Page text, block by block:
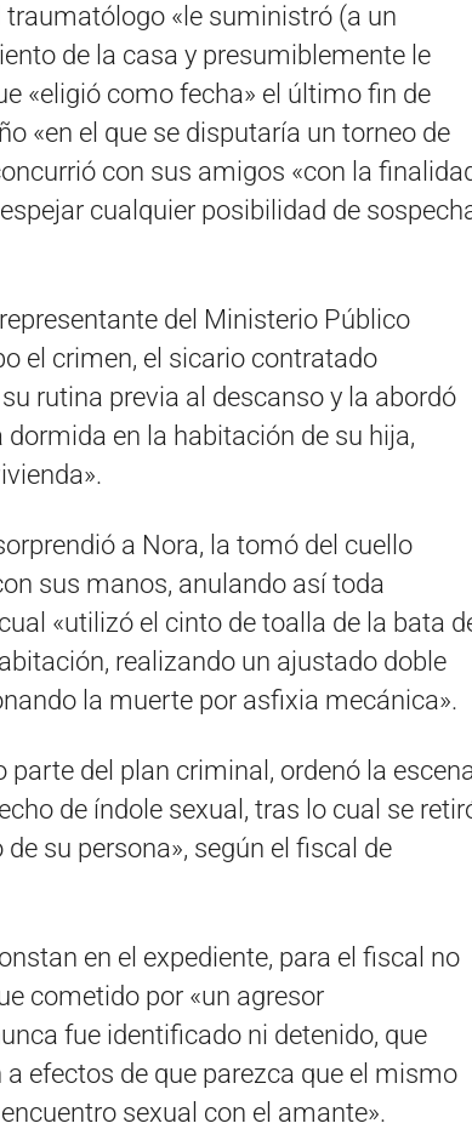
«le suministró (a un
de la casa y presumiblemente le
«eligió como fecha» el último fin de
«en el que se disputaría un torneo de
con sus amigos «con la
cualquier posibilidad de
del Ministerio Público
el crimen, el sicario contratado
rutina previa al descanso y la abordó
en la habitación de su hija,
a Nora, la tomó del cuello
sus manos, anulando así toda
«utilizó el cinto de toalla de la bata
realizando un ajustado doble
la muerte por asfixia mecánica».
del plan criminal, ordenó la
de índole sexual, tras lo cual se
su persona», según el fiscal de
en el expediente, para el fiscal no
cometido por «un agresor
fue identificado ni detenido, que
efectos de que parezca que el mismo
sexual con el amante».